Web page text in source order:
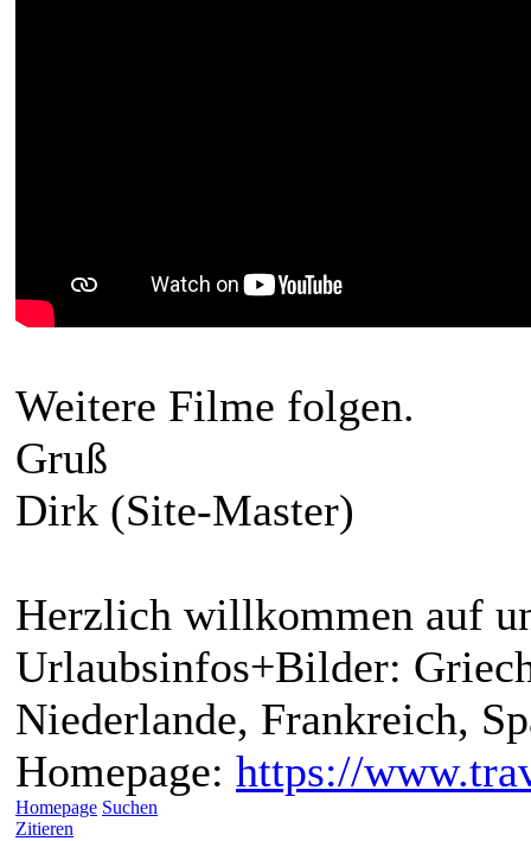
Weitere Filme folgen.
Gruß
Dirk (Site-Master)
Herzlich willkommen auf
Urlaubsinfos+Bilder:
Niederlande, Frankreich,
Homepage: https://
Homepage Suchen
Zitieren